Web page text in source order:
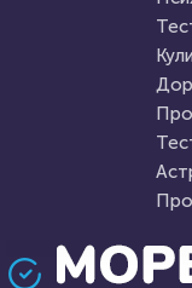
9 декабря
5 января
Проходили 471